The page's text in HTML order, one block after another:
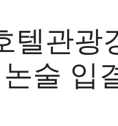
텔관광
술 입